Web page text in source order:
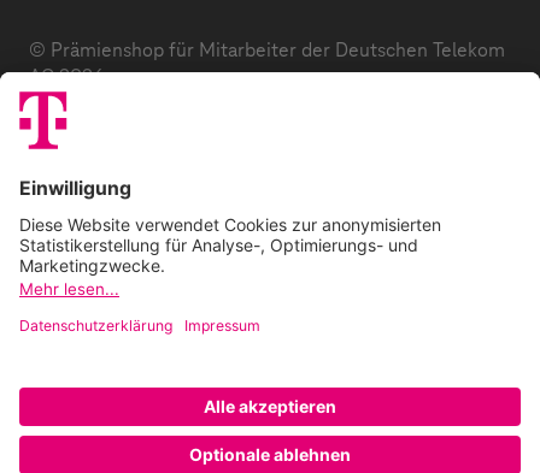
© Prämienshop für Mitarbeiter der Deutschen Telekom
AG 2026
Datenschutz
AGB
Impressum
FAQ